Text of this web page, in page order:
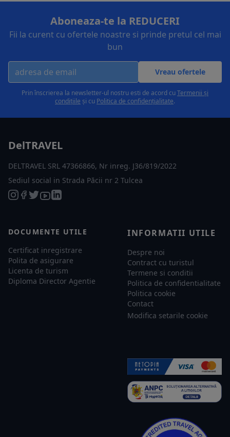
Aboneaza-te la REDUCERI
Fii la curent cu ofertele noastre si prinde pretul cel mai
bun
Vreau ofertele
Prin înscrierea la newsletter-ul nostru esti de acord cuTermenii și
condițiile și cu Politica de confidențialitate.
DelTRAVEL
DELTRAVEL SRL 47366866, Nr inreg. J36/819/2022
Sediul social in Strada Păcii nr 2 Tulcea
DOCUMENTE UTILE
Certificat inregistrare
Polita de asigurare
Licenta de turism
Diploma Director Agentie
INFORMATII UTILE
Despre noi
Contract cu turistul
Termene si conditii
Politica de confidentialitate
Politica cookie
Contact
Modifica setarile cookie